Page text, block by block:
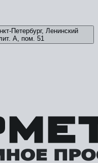
Петербург, Ленинский
А, пом. 51